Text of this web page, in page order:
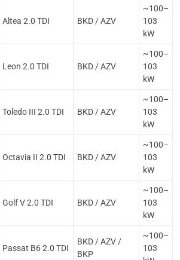
Altea 2.0 TDI BKD / AZV
~100–
103
kW
Leon 2.0 TDI BKD / AZV
~100–
103
kW
Toledo III 2.0 TDI BKD / AZV
~100–
103
kW
Octavia II 2.0 TDI BKD / AZV
~100–
103
kW
Golf V 2.0 TDI BKD / AZV
~100–
103
kW
Passat B6 2.0 TDI
BKD / AZV /
BKP
~100–
103